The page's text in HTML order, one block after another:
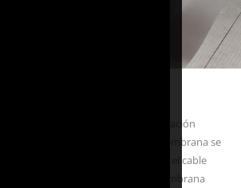
como tiras de fijación de cables
también ofrece un método de instalación
sin desacoplamiento. La membrana se
de fijación de cables que fijarán el cable
reducen la cantidad total de membrana